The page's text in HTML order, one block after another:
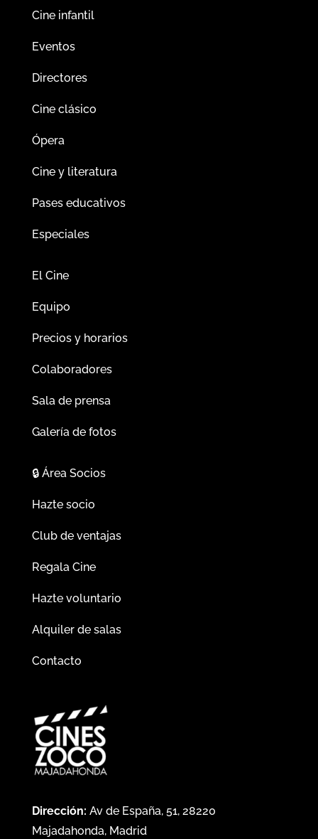
Cine infantil
Eventos
Directores
Cine clásico
Ópera
Cine y literatura
Pases educativos
Especiales
El Cine
Equipo
Precios y horarios
Colaboradores
Sala de prensa
Galería de fotos
🔒Área Socios
Hazte socio
Club de ventajas
Regala Cine
Hazte voluntario
Alquiler de salas
Contacto
Dirección: Av de España, 51, 28220
Majadahonda, Madrid